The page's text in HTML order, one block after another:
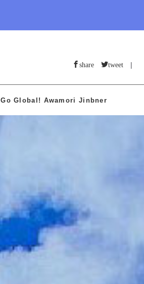
share tweet |
Go Global! Awamori Jinbner